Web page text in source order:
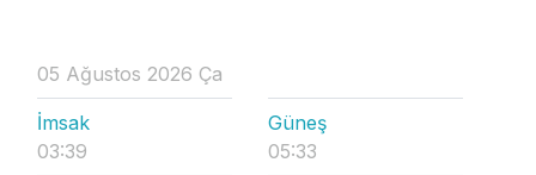
05 Ağustos 2026 Ça
İmsak
03:39
Güneş
05:33